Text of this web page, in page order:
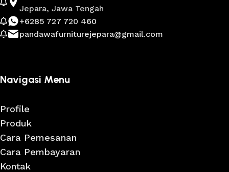
Jepara, Jawa Tengah
+6285 727 720 460
pandawafurniturejepara@gmail.com
Navigasi Menu
Profile
Produk
Cara Pemesanan
Cara Pembayaran
Kontak